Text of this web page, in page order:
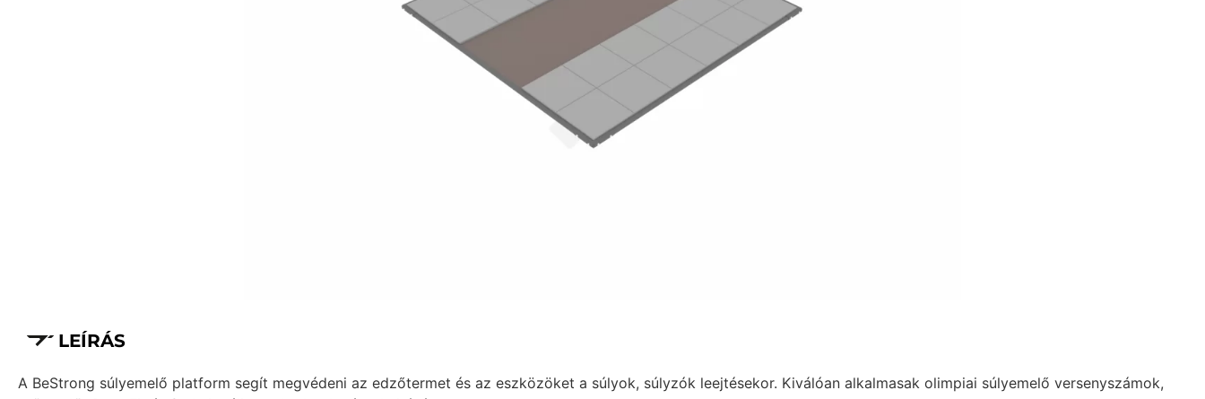
LEÍRÁS
A BeStrong súlyemelő platform segít megvédeni az edzőtermet és az eszközöket a súlyok, súlyzók leejtésekor. Kiválóan alkalmasak olimpiai súlyemelő versenyszámok,